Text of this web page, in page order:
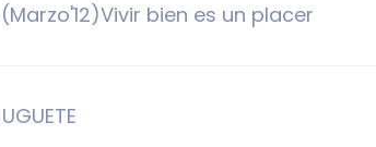
bien es un placer